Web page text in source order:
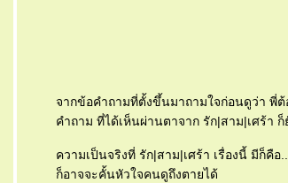
จากข้อคำถามที่ตั้งขึ้นมาถามใจก่อนดูว่า พี่
คำถาม ที่ได้เห็นผ่านตาจาก รัก|สาม|เศร้า
ความเป็นจริงที่ รัก|สาม|เศร้า เรื่องนี้ มีก็คื
ก็อาจจะคั้นหัวใจคนดูถึงตายได้